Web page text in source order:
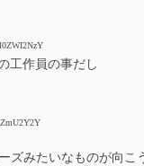
工作員の事だし
ズみたいなものが向こ